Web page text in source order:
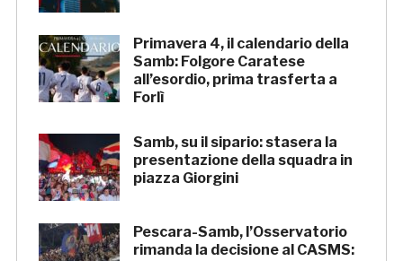
Primavera 4, il calendario della
Samb: Folgore Caratese
all’esordio, prima trasferta a
Forlì
Samb, su il sipario: stasera la
presentazione della squadra in
piazza Giorgini
Pescara-Samb, l’Osservatorio
rimanda la decisione al CASMS: